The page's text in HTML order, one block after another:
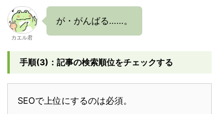
カエル君
が・がんばる……。
手順(3)：記事の検索順位をチェックする
SEOで上位にするのは必須。